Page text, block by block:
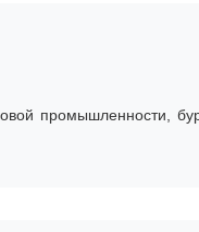
промышленности,